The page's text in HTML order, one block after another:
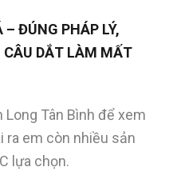
ĐÚNG PHÁP LÝ,
CÂU DẮT LÀM MẤT
Long Tân Bình để xem
ra em còn nhiều sản
lựa chọn.